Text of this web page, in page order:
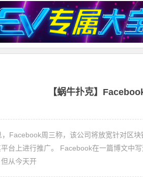
【蜗牛扑克】
，Facebook周三称，该公司将放宽针对区
台上进行推广。 Facebook在一篇博文中
从今天开